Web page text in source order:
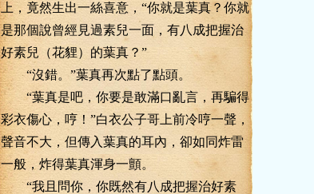
上，竟然生出一絲喜意，“你就是葉真？你就
是那個說曾經見過素兒一面，有八成把握治
好素兒（花貍）的葉真？”
“沒錯。”葉真再次點了點頭。
“葉真是吧，你要是敢滿口亂言，再騙得
彩衣傷心，哼！”白衣公子哥上前冷哼一聲，
聲音不大，但傳入葉真的耳內，卻如同炸雷
一般，炸得葉真渾身一顫。
“我且問你，你既然有八成把握治好素